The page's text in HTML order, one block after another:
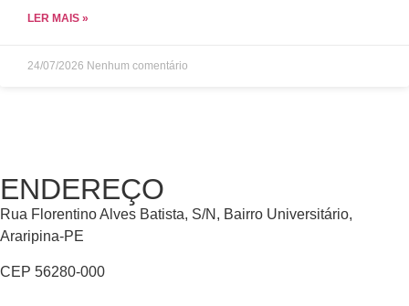
LER MAIS »
24/07/2026 Nenhum comentário
ENDEREÇO
Rua Florentino Alves Batista, S/N, Bairro Universitário,
Araripina-PE
CEP 56280-000